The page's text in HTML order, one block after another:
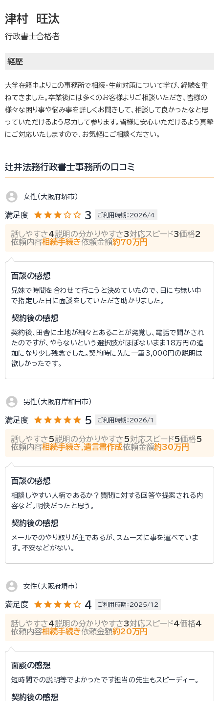
津村 旺汰
行政書士合格者
経歴
大学在籍中よりこの事務所で相続・生前対策について学び、経験を重
ねてきました。卒業後には多くのお客様よりご相談いただき、皆様の
様々な困り事や悩み事を詳しくお聞きして、相談して良かったなと思
っていただけるよう尽力して参ります。皆様に安心いただけるよう真摯
にご対応いたしますので、お気軽にご相談ください。
辻井法務行政書士事務所の口コミ
account_circle 女性（大阪府堺市）
満足度 star star star star_outline star_outline 3 ご利用時期：2026/4
話しやすさ4説明の分かりやすさ3対応スピード3価格2
依頼内容相続手続き依頼金額約70万円
面談の感想
兄妹で時間を合わせて行こうと決めていたので、日にち無い中
で指定した日に面談をしていただき助かりました。
契約後の感想
契約後、田舎に土地が細々とあることが発覚し、電話で聞かされ
たのですが、やらないという選択肢がほぼないまま18万円の追
加になり少し残念でした。契約時に先に一筆3,000円の説明は
欲しかったです。
account_circle 男性（大阪府岸和田市）
満足度 star star star star star 5 ご利用時期：2026/1
話しやすさ5説明の分かりやすさ5対応スピード5価格5
依頼内容相続手続き,遺言書作成依頼金額約30万円
面談の感想
相談しやすい人柄であるか？質問に対する回答や提案される内
容など。明快だったと思う。
契約後の感想
メールでのやり取りが主であるが、スムーズに事を運べていま
す。不安などがない。
account_circle 女性（大阪府堺市）
満足度 star star star star star_outline 4 ご利用時期：2025/12
話しやすさ4説明の分かりやすさ3対応スピード4価格4
依頼内容相続手続き依頼金額約20万円
面談の感想
短時間での説明等でよかったです担当の先生もスピーディー。
契約後の感想